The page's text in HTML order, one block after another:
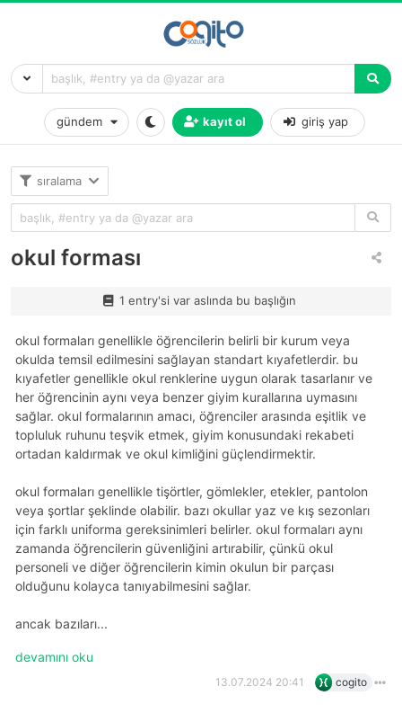
gündem kayıt ol giriş yap
sıralama
okul forması
1 entry'si var aslında bu başlığın
okul formaları genellikle öğrencilerin belirli bir kurum veya
okulda temsil edilmesini sağlayan standart kıyafetlerdir. bu
kıyafetler genellikle okul renklerine uygun olarak tasarlanır ve
her öğrencinin aynı veya benzer giyim kurallarına uymasını
sağlar. okul formalarının amacı, öğrenciler arasında eşitlik ve
topluluk ruhunu teşvik etmek, giyim konusundaki rekabeti
ortadan kaldırmak ve okul kimliğini güçlendirmektir.
okul formaları genellikle tişörtler, gömlekler, etekler, pantolon
veya şortlar şeklinde olabilir. bazı okullar yaz ve kış sezonları
için farklı uniforma gereksinimleri belirler. okul formaları aynı
zamanda öğrencilerin güvenliğini artırabilir, çünkü okul
personeli ve diğer öğrencilerin kimin okulun bir parçası
olduğunu kolayca tanıyabilmesini sağlar.
ancak bazıları...
devamını oku
13.07.2024 20:41 cogito